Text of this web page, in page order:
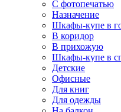
С фотопечатью
Назначение
Шкафы-купе в
В коридор
В прихожую
Шкафы-купе в
Детские
Офисные
Для книг
Для одежды